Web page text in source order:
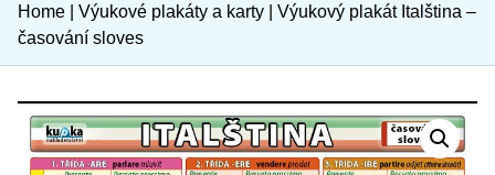
Home Výukové plakáty a karty
Výukový plakát Italština –
časování sloves